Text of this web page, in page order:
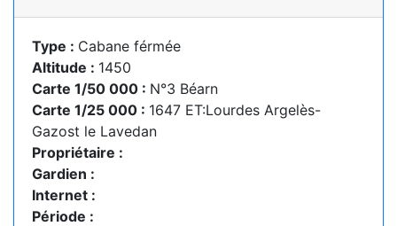
Type : Cabane férmée
Altitude : 1450
Carte 1/50 000 : N°3 Béarn
Carte 1/25 000 : 1647 ET:Lourdes Argelès-
Gazost le Lavedan
Propriétaire :
Gardien :
Internet :
Période :